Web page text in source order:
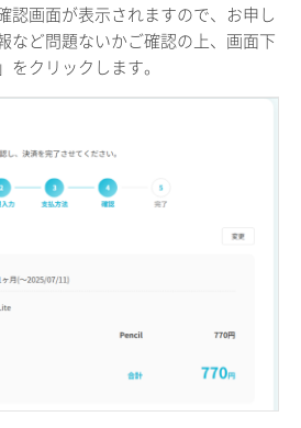
認画面が表示されますので、お申し
など問題ないかご確認の上、画面下
クリックします。